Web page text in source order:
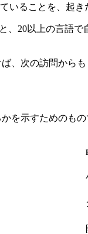
ることを、起
、20以上の言語
、次の訪問からも
を示すためのもの